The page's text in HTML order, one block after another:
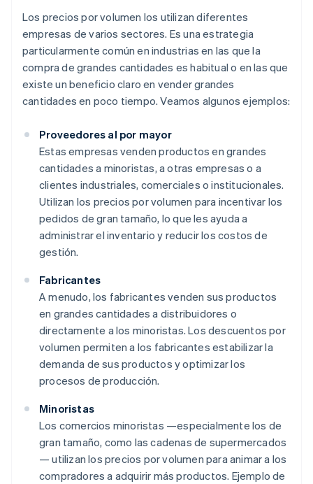
Los precios por volumen los utilizan diferentes
empresas de varios sectores. Es una estrategia
particularmente común en industrias en las que la
compra de grandes cantidades es habitual o en las que
existe un beneficio claro en vender grandes
cantidades en poco tiempo. Veamos algunos ejemplos:
Proveedores al por mayor
Estas empresas venden productos en grandes
cantidades a minoristas, a otras empresas o a
clientes industriales, comerciales o institucionales.
Utilizan los precios por volumen para incentivar los
pedidos de gran tamaño, lo que les ayuda a
administrar el inventario y reducir los costos de
gestión.
Fabricantes
A menudo, los fabricantes venden sus productos
en grandes cantidades a distribuidores o
directamente a los minoristas. Los descuentos por
volumen permiten a los fabricantes estabilizar la
demanda de sus productos y optimizar los
procesos de producción.
Minoristas
Los comercios minoristas —especialmente los de
gran tamaño, como las cadenas de supermercados
— utilizan los precios por volumen para animar a los
compradores a adquirir más productos. Ejemplo de